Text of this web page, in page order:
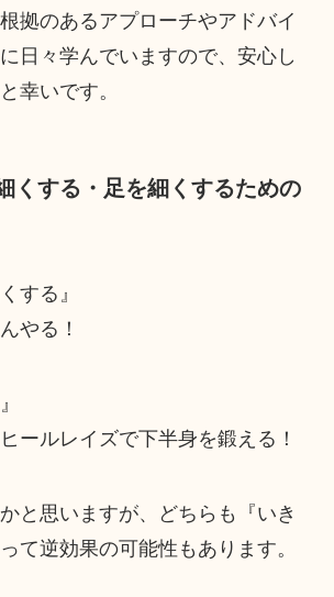
拠のあるアプローチやアドバイ
日々学んでいますので、安心し
幸いです。
くする・足を細くするための
する』
やる！
ールレイズで下半身を鍛える！
と思いますが、どちらも『いき
て逆効果の可能性もあります。